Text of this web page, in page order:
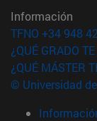
Información
TFNO +34 948
¿QUÉ GRADO
¿QUÉ MÁSTER
© Universidad